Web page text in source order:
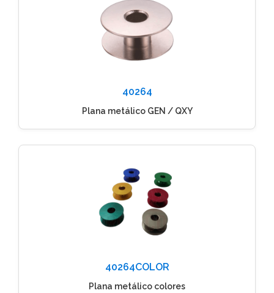
40264
Plana metálico GEN / QXY
40264COLOR
Plana metálico colores